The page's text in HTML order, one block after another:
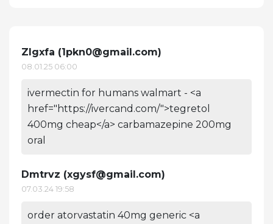
Zlgxfa (1pkn0@gmail.com)
08.01.25 06:00
ivermectin for humans walmart - <a
href="https://ivercand.com/">tegretol
400mg cheap</a> carbamazepine 200mg
oral
Dmtrvz (xgysf@gmail.com)
07.03.24 19:58
order atorvastatin 40mg generic <a